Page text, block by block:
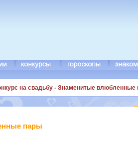
на свадьбу - Знаменитые влюбленные
пары